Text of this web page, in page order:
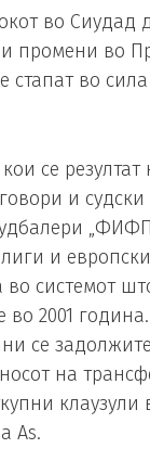
во Сиудад
промени во
стапат во
се резултат
и судски
и
во системот
во 2001
се
на
клаузули
As.